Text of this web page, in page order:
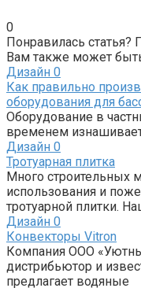
0
Понравилась статья?
Вам также может
Дизайн 0
Как правильно
оборудования для
Оборудование в
временем
Дизайн 0
Тротуарная плитка
Много строительных
использования и
тротуарной плитки.
Дизайн 0
Конвекторы Vitron
Компания ООО
дистрибьютор и
предлагает водяные